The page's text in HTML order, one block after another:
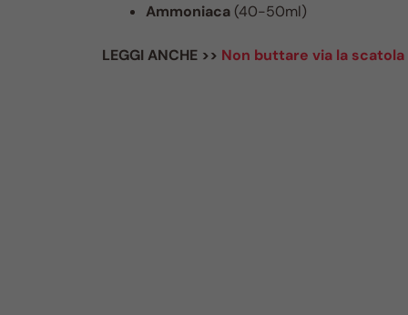
Ammoniaca (40-50ml)
LEGGI ANCHE >> Non buttare via la